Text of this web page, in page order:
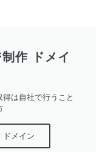
作 ドメイ
は自社で行うこと
ドメイン